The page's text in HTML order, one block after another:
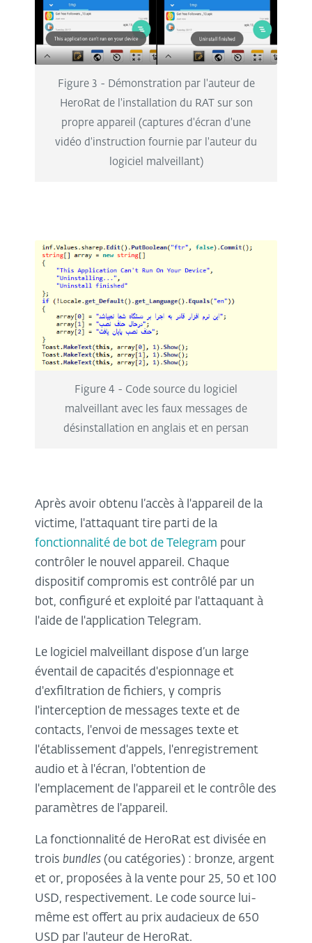
Figure 3 - Démonstration par l'auteur de
HeroRat de l'installation du RAT sur son
propre appareil (captures d'écran d'une
vidéo d'instruction fournie par l'auteur du
logiciel malveillant)
Figure 4 - Code source du logiciel
malveillant avec les faux messages de
désinstallation en anglais et en persan
Après avoir obtenu l’accès à l'appareil de la
victime, l'attaquant tire parti de la
fonctionnalité de bot de Telegram pour
contrôler le nouvel appareil. Chaque
dispositif compromis est contrôlé par un
bot, configuré et exploité par l'attaquant à
l'aide de l'application Telegram.
Le logiciel malveillant dispose d’un large
éventail de capacités d'espionnage et
d'exfiltration de fichiers, y compris
l'interception de messages texte et de
contacts, l'envoi de messages texte et
l'établissement d'appels, l'enregistrement
audio et à l'écran, l'obtention de
l'emplacement de l'appareil et le contrôle des
paramètres de l'appareil.
La fonctionnalité de HeroRat est divisée en
trois bundles (ou catégories) : bronze, argent
et or, proposées à la vente pour 25, 50 et 100
USD, respectivement. Le code source lui-
même est offert au prix audacieux de 650
USD par l'auteur de HeroRat.